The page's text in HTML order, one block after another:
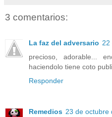
3 comentarios:
La faz del adversario 22
precioso, adorable...
haciendolo tiene coto
Responder
Remedios 23 de octubre